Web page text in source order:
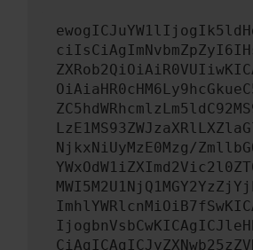
NjkxNiUyMzE0Mzg/